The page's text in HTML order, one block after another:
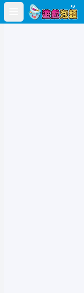
Open main menu